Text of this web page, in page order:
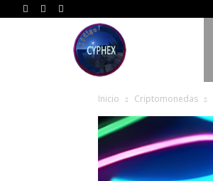
Inicio Criptomonedas